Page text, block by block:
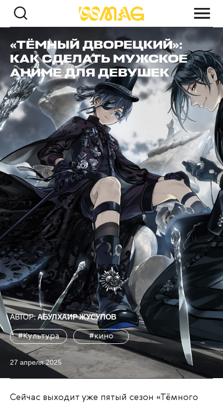
«ТЁМНЫЙ ДВОРЕЦКИЙ»:
КАК СДЕЛАТЬ МУЖСКОЕ
АНИМЕ ДЛЯ ДЕВУШЕК
АВТОР:АБУЛХАИР ЖУСУПОВ
#Культура #кино
27 апреля 2025
Сейчас выходит уже пятый сезон «Тёмного